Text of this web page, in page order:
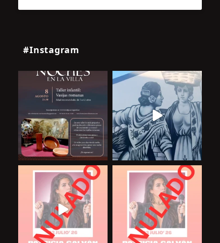
#Instagram